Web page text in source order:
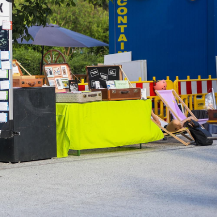
Services
Projekte
News
Kontakt
Impressum